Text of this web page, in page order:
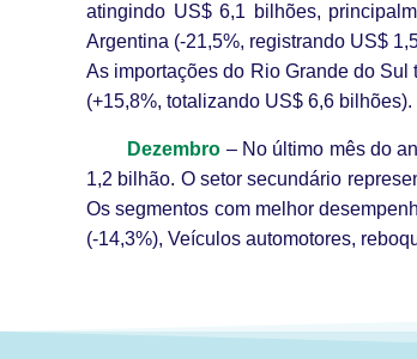
atingindo US$ 6,1 bilhões,
Argentina (-21,5%, registrando US$
As importações do Rio Grande do
(+15,8%, totalizando US$ 6,6 bilhões).
Dezembro – No último mês do
1,2 bilhão. O setor secundário
Os segmentos com melhor
(-14,3%), Veículos automotores,